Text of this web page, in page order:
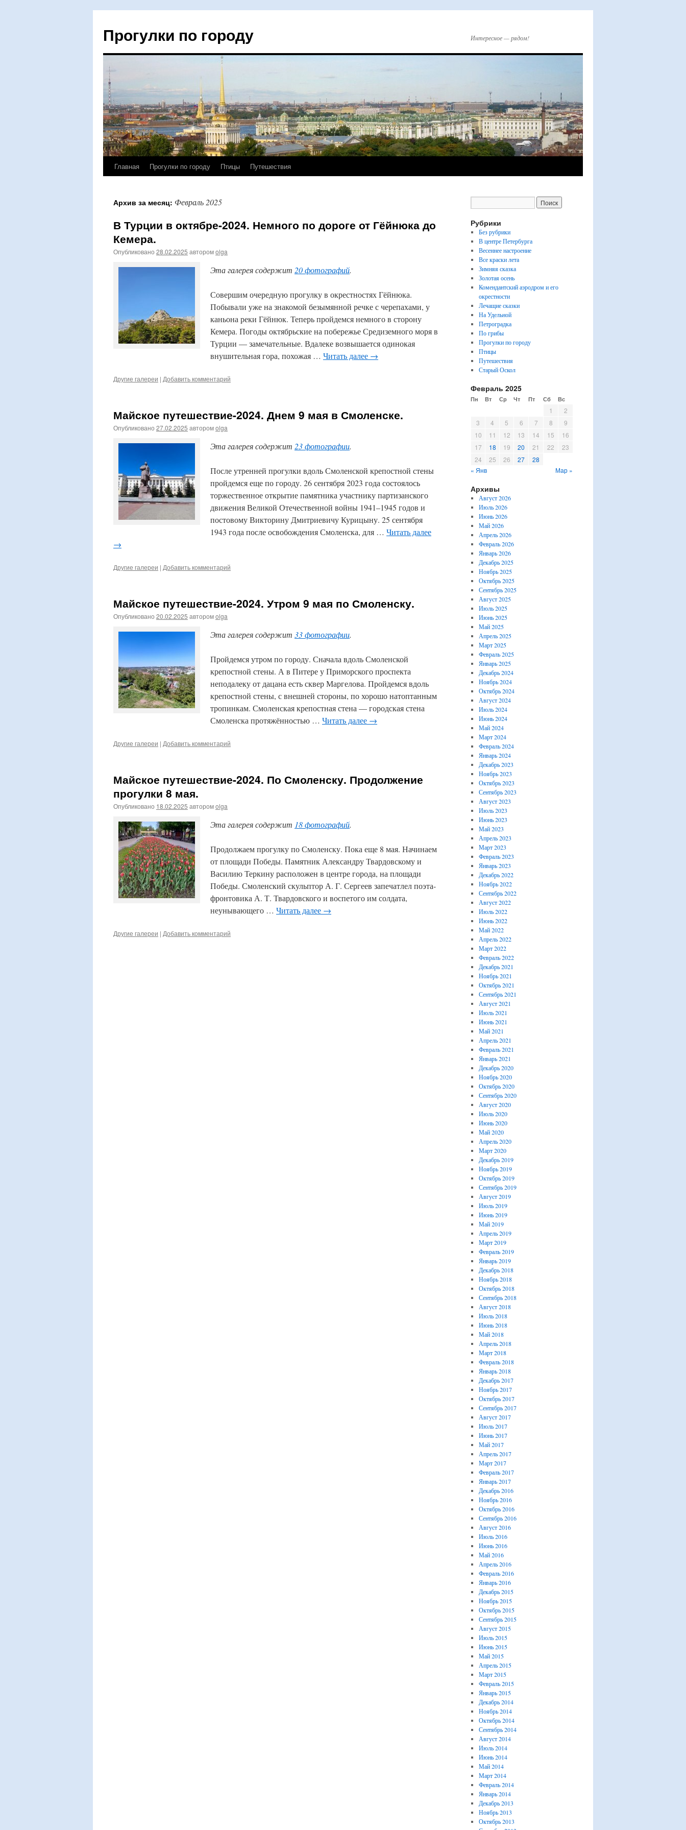
Прогулки по городу Интересное — рядом!
Перейти
содержимому
Главная Прогулки по городу Птицы Путешествия
Архив за месяц: Февраль 2025
В Турции в октябре-2024. Немного по дороге от Гёйнюка до
Кемера.
Опубликовано 28.02.2025 авторомolga
Эта галерея содержит 20 фотографий.
Совершим очередную прогулку в окрестностях Гёйнюка.
Побывали уже на знакомой безымянной речке с черепахами, у
каньона реки Гёйнюк. Теперь пройдемся немного в сторону
Кемера. Погоды октябрьские на побережье Средиземного моря в
Турции — замечательные. Вдалеке возвышается одинокая
внушительная гора, похожая … Читать далее →
Другие галереи | Добавить комментарий
Майское путешествие-2024. Днем 9 мая в Смоленске.
Опубликовано 27.02.2025 авторомolga
Эта галерея содержит 23 фотографии.
После утренней прогулки вдоль Смоленской крепостной стены
пройдемся еще по городу. 26 сентября 2023 года состоялось
торжественное открытие памятника участнику партизанского
движения Великой Отечественной войны 1941–1945 годов и
постовому Викторину Дмитриевичу Курицыну. 25 сентября
1943 года после освобождения Смоленска, для … Читать далее
→
Другие галереи | Добавить комментарий
Майское путешествие-2024. Утром 9 мая по Смоленску.
Опубликовано 20.02.2025 авторомolga
Эта галерея содержит 33 фотографии.
Пройдемся утром по городу. Сначала вдоль Смоленской
крепостной стены. А в Питере у Приморского проспекта
неподалеку от дацана есть сквер Маргелова. Пройдемся вдоль
крепостной стены, с внешней стороны, по хорошо натоптанным
тропинкам. Смоленская крепостная стена — городская стена
Смоленска протяжённостью … Читать далее →
Другие галереи | Добавить комментарий
Майское путешествие-2024. По Смоленску. Продолжение
прогулки 8 мая.
Опубликовано 18.02.2025 авторомolga
Эта галерея содержит 18 фотографий.
Продолжаем прогулку по Смоленску. Пока еще 8 мая. Начинаем
от площади Победы. Памятник Александру Твардовскому и
Василию Теркину расположен в центре города, на площади
Победы. Смоленский скульптор А. Г. Сергеев запечатлел поэта-
фронтовика А. Т. Твардовского и воспетого им солдата,
неунывающего … Читать далее →
Другие галереи | Добавить комментарий
Рубрики
Без рубрики
В центре Петербурга
Весеннее настроение
Все краски лета
Зимняя сказка
Золотая осень
Комендантский аэродром и его
окрестности
Лечащие сказки
На Удельной
Петроградка
По грибы
Прогулки по городу
Птицы
Путешествия
Старый Оскол
Февраль 2025
Пн Вт Ср Чт Пт Сб Вс
« Янв Мар »
1
2
3
4 5 6 7 8
9
10
11 12 13 14 15
16
17
18 19 20 21 22
23
24
25 26 27 28
Архивы
Август 2026
Июль 2026
Июнь 2026
Май 2026
Апрель 2026
Февраль 2026
Январь 2026
Декабрь 2025
Ноябрь 2025
Октябрь 2025
Сентябрь 2025
Август 2025
Июль 2025
Июнь 2025
Май 2025
Апрель 2025
Март 2025
Февраль 2025
Январь 2025
Декабрь 2024
Ноябрь 2024
Октябрь 2024
Август 2024
Июль 2024
Июнь 2024
Май 2024
Март 2024
Февраль 2024
Январь 2024
Декабрь 2023
Ноябрь 2023
Октябрь 2023
Сентябрь 2023
Август 2023
Июль 2023
Июнь 2023
Май 2023
Апрель 2023
Март 2023
Февраль 2023
Январь 2023
Декабрь 2022
Ноябрь 2022
Сентябрь 2022
Август 2022
Июль 2022
Июнь 2022
Май 2022
Апрель 2022
Март 2022
Февраль 2022
Декабрь 2021
Ноябрь 2021
Октябрь 2021
Сентябрь 2021
Август 2021
Июль 2021
Июнь 2021
Май 2021
Апрель 2021
Февраль 2021
Январь 2021
Декабрь 2020
Ноябрь 2020
Октябрь 2020
Сентябрь 2020
Август 2020
Июль 2020
Июнь 2020
Май 2020
Апрель 2020
Март 2020
Декабрь 2019
Ноябрь 2019
Октябрь 2019
Сентябрь 2019
Август 2019
Июль 2019
Июнь 2019
Май 2019
Апрель 2019
Март 2019
Февраль 2019
Январь 2019
Декабрь 2018
Ноябрь 2018
Октябрь 2018
Сентябрь 2018
Август 2018
Июль 2018
Июнь 2018
Май 2018
Апрель 2018
Март 2018
Февраль 2018
Январь 2018
Декабрь 2017
Ноябрь 2017
Октябрь 2017
Сентябрь 2017
Август 2017
Июль 2017
Июнь 2017
Май 2017
Апрель 2017
Март 2017
Февраль 2017
Январь 2017
Декабрь 2016
Ноябрь 2016
Октябрь 2016
Сентябрь 2016
Август 2016
Июль 2016
Июнь 2016
Май 2016
Апрель 2016
Февраль 2016
Январь 2016
Декабрь 2015
Ноябрь 2015
Октябрь 2015
Сентябрь 2015
Август 2015
Июль 2015
Июнь 2015
Май 2015
Апрель 2015
Март 2015
Февраль 2015
Январь 2015
Декабрь 2014
Ноябрь 2014
Октябрь 2014
Сентябрь 2014
Август 2014
Июль 2014
Июнь 2014
Май 2014
Март 2014
Февраль 2014
Январь 2014
Декабрь 2013
Ноябрь 2013
Октябрь 2013